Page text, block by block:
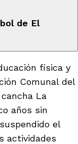
de El
física y
Comunal del
La
años sin
el
actividades